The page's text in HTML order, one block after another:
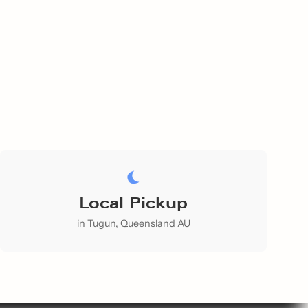
Local Pickup
in Tugun, Queensland AU